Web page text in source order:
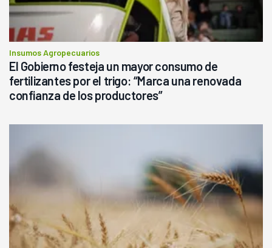
Insumos Agropecuarios
El Gobierno festeja un mayor consumo de
fertilizantes por el trigo: “Marca una renovada
confianza de los productores”